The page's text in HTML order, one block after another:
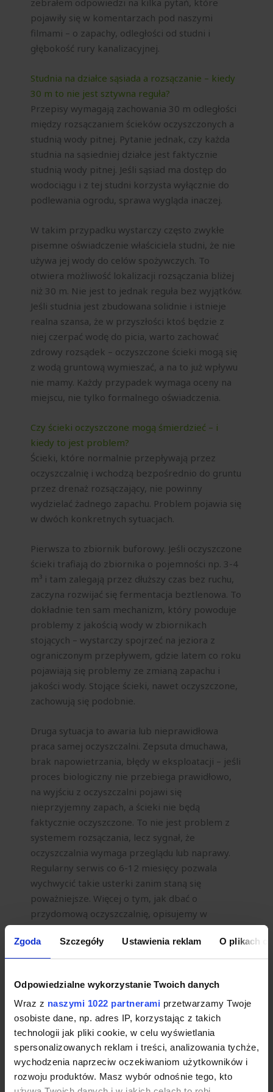
Zgoda Szczegóły Ustawienia reklam O plikach
Odpowiedzialne wykorzystanie Twoich danych
Wraz z naszymi 1022 partnerami przetwarzamy Twoje
osobiste dane, np. adres IP, korzystając z takich
technologii jak pliki cookie, w celu wyświetlania
spersonalizowanych reklam i treści, analizowania tychże,
wychodzenia naprzeciw oczekiwaniom użytkowników i
rozwoju produktów. Masz wybór odnośnie tego, kto
zebrałem odpowiedzi na kilka pytań, które
pojawiły się w komentarzach pod naszymi
filmami – o zapachy, odległości od studni i
głębokość rury kanalizacyjnej.
Studnia na działce sąsiada a rozsączanie – kiedy
30 m to nie jest sztywna reguła?
Przepisy wymagają zachowania 30 m odległości
między rozsączaniem ścieków oczyszczonych a
studnią wody pitnej. Pytanie jednak, czy każda
studnia na sąsiedniej działce jest faktycznie
studnią wody pitnej. Jeśli sąsiad ma dostęp do
wodociągu i z tej studni korzysta wyłącznie do
podlewania ogrodu, sprawa wygląda inaczej.
W takim przypadku wystarczy często zwykłe
pisemne oświadczenie właściciela studni, że nie
używa jej wody do celów spożywczych. To
otwiera możliwość lokalizacji rozsączania bliżej
niż 30 m. Nie jest to jednak reguła bez wyjątków.
Jeśli studnia jest zbudowana solidnie i istnieje
realna szansa, że w przyszłości ktoś będzie z
niej czerpać wodę do picia, warto zachować
zdrowy rozsądek – oczyszczone ścieki mogą się
z wodą gruntową wymieszać, a na to już wpływu
nie mamy. Każdy przypadek wymaga oceny na
miejscu, nie tylko formalnego oświadczenia.
Czy ścieki oczyszczone mogą śmierdzieć – i
kiedy to jest problem?
Ścieki, które normalnie przepływają przez
oczyszczalnię i wchodzą bezpośrednio do gruntu
przez drenaż rozsączający, nie powinny
wydzielać żadnego zapachu. Problem pojawia się
w dwóch konkretnych sytuacjach.
Pierwsza to zbiornik buforowy. Jeśli oczyszczone
ścieki trafiają do zbiornika o pojemności np. 3-4
m³ i tam zalegają przez dłuższy czas bez ruchu,
zaczyna rozwijać się fermentacja beztlenowa. To
dokładnie ten sam mechanizm, który powoduje
problemy z jakością wody w zbiornikach
stojących – wystarczy spojrzeć na jeziora z
ograniczonym przepływem, gdzie latem co roku
pojawiają się problemy ze zmianą zapachu i
jakości wody. Stojące ścieki, nawet oczyszczone,
zachowują się podobnie.
Druga sytuacja to awaria lub nieprawidłowa
praca samej oczyszczalni. Zepsuta dmuchawa,
brak napowietrzania, błędy w eksploatacji – jeśli
proces biologiczny nie przebiega prawidłowo,
na wyjściu z oczyszczalni pojawi się
nieprzyjemny zapach, a ścieki nie będą
faktycznie oczyszczone. To nie jest problem z
systemem rozsączania, lecz sygnał, że
oczyszczalnia wymaga przeglądu lub naprawy.
Regularny serwis co 6-12 miesięcy pozwala
wychwycić takie usterki zanim staną się
poważniejsze. Więcej o tym, jak dbać o
przydomową oczyszczalnię, opisujemy w
artykule [Serwis przydomowej oczyszczalni
ścieków – co i kiedy sprawdzać].
wystarczy?
Kilka osób pytało o głębokość wyprowadzenia
rury kanalizacyjnej z domu i o ryzyko
przemarzania. Odpowiedź jest tutaj prostsza, niż
się wydaje.
Dlaczego rura kanalizacyjna nie zamarza tak